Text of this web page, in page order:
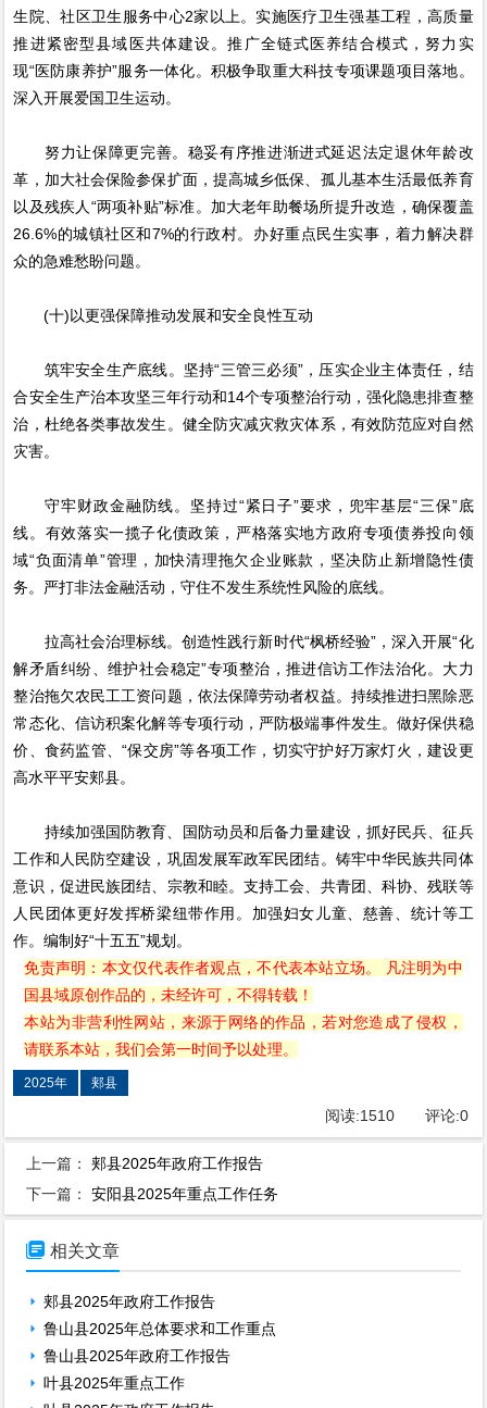
生院、社区卫生服务中心2家以上。实施医疗卫生强基工程，高质量
推进紧密型县域医共体建设。推广全链式医养结合模式，努力实
现“医防康养护”服务一体化。积极争取重大科技专项课题项目落地。
深入开展爱国卫生运动。
努力让保障更完善。稳妥有序推进渐进式延迟法定退休年龄改
革，加大社会保险参保扩面，提高城乡低保、孤儿基本生活最低养育
以及残疾人“两项补贴”标准。加大老年助餐场所提升改造，确保覆盖
26.6%的城镇社区和7%的行政村。办好重点民生实事，着力解决群
众的急难愁盼问题。
(十)以更强保障推动发展和安全良性互动
筑牢安全生产底线。坚持“三管三必须”，压实企业主体责任，结
合安全生产治本攻坚三年行动和14个专项整治行动，强化隐患排查整
治，杜绝各类事故发生。健全防灾减灾救灾体系，有效防范应对自然
灾害。
守牢财政金融防线。坚持过“紧日子”要求，兜牢基层“三保”底
线。有效落实一揽子化债政策，严格落实地方政府专项债券投向领
域“负面清单”管理，加快清理拖欠企业账款，坚决防止新增隐性债
务。严打非法金融活动，守住不发生系统性风险的底线。
拉高社会治理标线。创造性践行新时代“枫桥经验”，深入开展“化
解矛盾纠纷、维护社会稳定”专项整治，推进信访工作法治化。大力
整治拖欠农民工工资问题，依法保障劳动者权益。持续推进扫黑除恶
常态化、信访积案化解等专项行动，严防极端事件发生。做好保供稳
价、食药监管、“保交房”等各项工作，切实守护好万家灯火，建设更
高水平平安郏县。
持续加强国防教育、国防动员和后备力量建设，抓好民兵、征兵
工作和人民防空建设，巩固发展军政军民团结。铸牢中华民族共同体
意识，促进民族团结、宗教和睦。支持工会、共青团、科协、残联等
人民团体更好发挥桥梁纽带作用。加强妇女儿童、慈善、统计等工
作。编制好“十五五”规划。
免责声明：本文仅代表作者观点，不代表本站立场。 凡注明为中
国县域原创作品的，未经许可，不得转载！
本站为非营利性网站，来源于网络的作品，若对您造成了侵权，
请联系本站，我们会第一时间予以处理。
2025年 郏县
阅读:1510评论:0
上一篇：郏县2025年政府工作报告
下一篇：安阳县2025年重点工作任务
 相关文章
郏县2025年政府工作报告
鲁山县2025年总体要求和工作重点
鲁山县2025年政府工作报告
叶县2025年重点工作